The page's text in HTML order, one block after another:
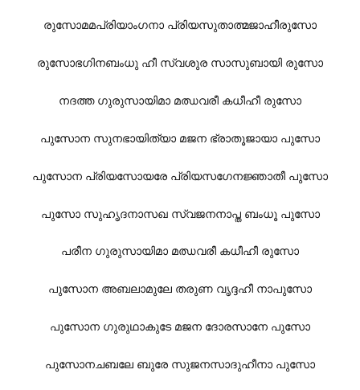
രുസോമമപ്രിയാംഗനാ പ്രിയസുതാത്മജാഹീരുസോ
രുസോഭഗിനബംധു ഹീ സ്വശുര സാസുബായി രുസോ
നദത്ത ഗുരുസായിമാ മഝവരീ കധീഹീ രുസോ
പുസോന സുനഭായിത്യാ മജന ഭ്രാതൂജായാ പുസോ
പുസോന പ്രിയസോയരേ പ്രിയസഗേനജ്ഞാതീ പുസോ
പുസോ സുഹൃദനാസഖ സ്വജനനാപ്ത ബംധൂ പുസോ
പരീന ഗുരുസായിമാ മഝവരീ കധീഹീ രുസോ
പുസോന അബലാമുലേ തരുണ വൃദ്ദഹീ നാപുസോ
പുസോന ഗുരുഥാകുടേ മജന ദോരസാനേ പുസോ
പുസോനചബലേ ബുരേ സുജനസാദുഹീനാ പുസോ